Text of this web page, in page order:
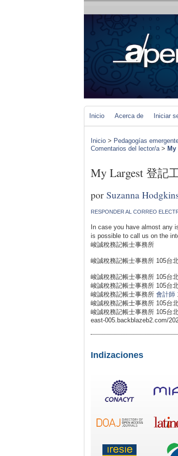
Inicio Acerca de Iniciar
Inicio > Pedagogías
Comentarios del lector/a>
My Largest 登記
porSuzanna
RESPONDER AL CORREO
In case you have almost any
is possible to call us on the
峻誠稅務記帳士事務所
峻誠稅務記帳士事務所 105台
峻誠稅務記帳士事務所 105台
峻誠稅務記帳士事務所 105台
峻誠稅務記帳士事務所 會計師
峻誠稅務記帳士事務所 105台
峻誠稅務記帳士事務所 105台
east-005.backblazeb2.com/
Indizaciones